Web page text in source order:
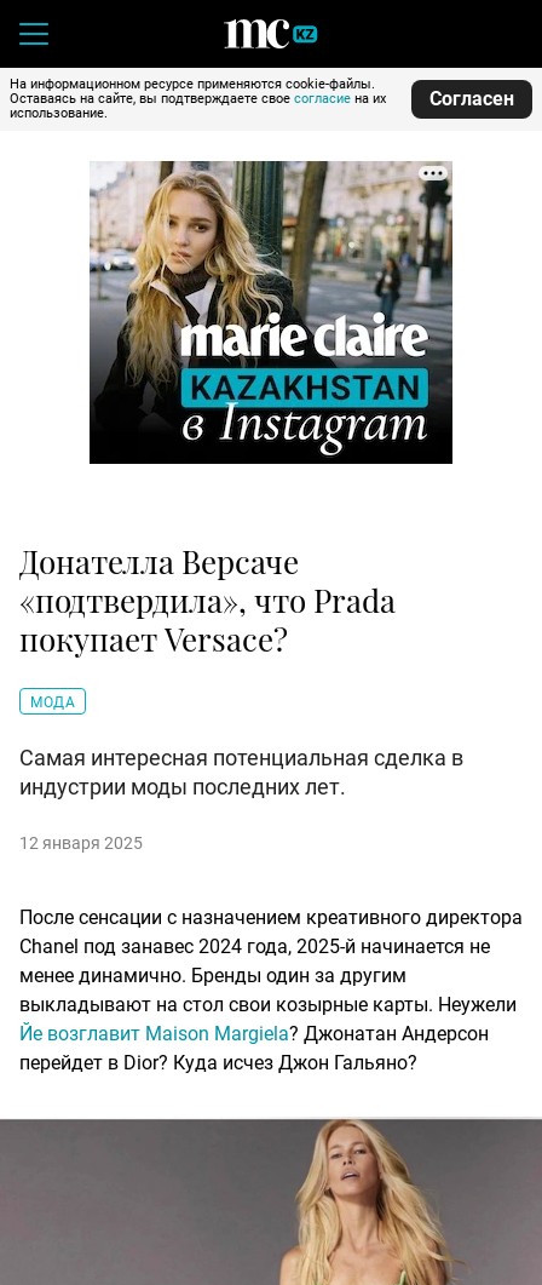
На информационном ресурсе применяются cookie-файлы.
Оставаясь на сайте, вы подтверждаете свое согласие на их
использование.
Согласен
Донателла Версаче
«подтвердила», что Prada
покупает Versace?
МОДА
Самая интересная потенциальная сделка в
индустрии моды последних лет.
12 января 2025
После сенсации с назначением креативного директора
Chanel под занавес 2024 года, 2025-й начинается не
менее динамично. Бренды один за другим
выкладывают на стол свои козырные карты. Неужели
Йе возглавит Maison Margiela? Джонатан Андерсон
перейдет в Dior? Куда исчез Джон Гальяно?